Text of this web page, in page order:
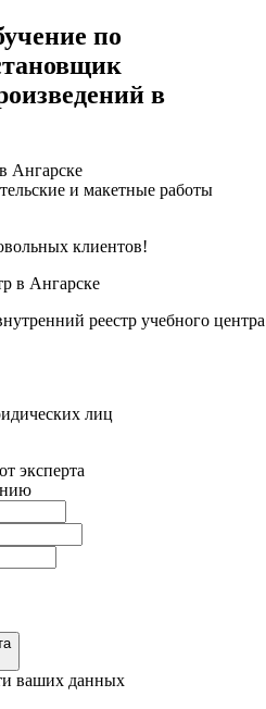
по
в
Ангарске
и макетные работы
клиентов!
в Ангарске
реестр учебного центра
лиц
эксперта
ваших данных